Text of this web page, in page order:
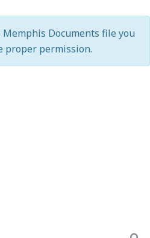
Documents file you
proper permission.